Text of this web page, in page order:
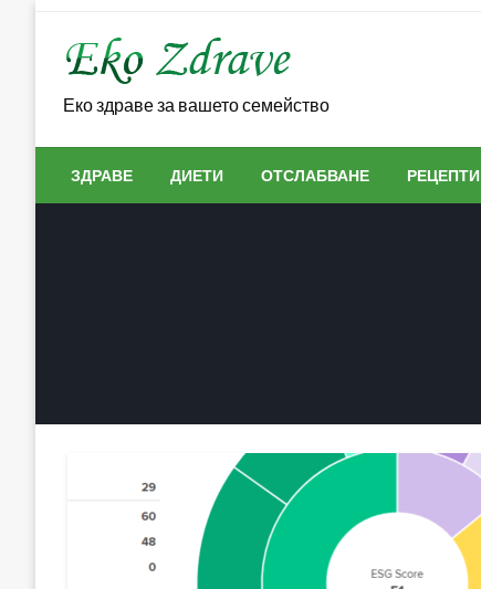
Еко здраве за вашето семейство
ЗДРАВЕ ДИЕТИ ОТСЛАБВАНЕ РЕЦЕПТИ